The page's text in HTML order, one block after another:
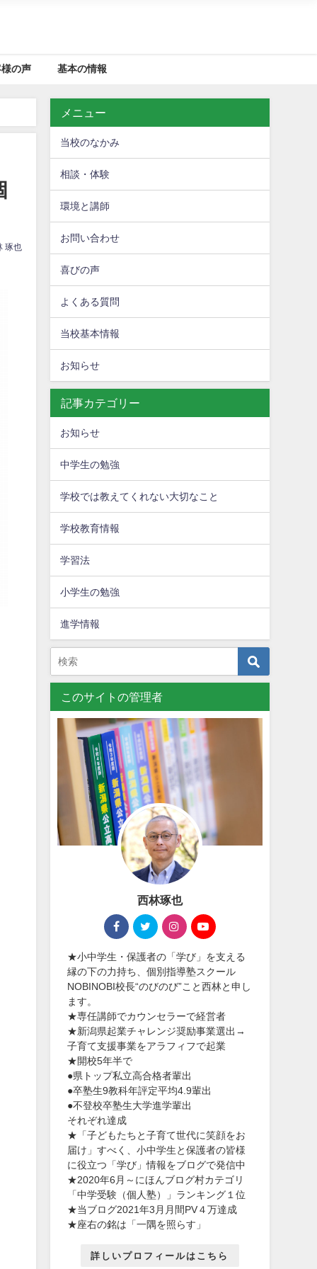
の声 基本の情報
琢也
メニュー
当校のなかみ
相談・体験
環境と講師
お問い合わせ
喜びの声
よくある質問
当校基本情報
お知らせ
記事カテゴリー
お知らせ
中学生の勉強
学校では教えてくれない大切なこと
学校教育情報
学習法
小学生の勉強
進学情報
このサイトの管理者
西林琢也
★小中学生・保護者の「学び」を支える
縁の下の力持ち、個別指導塾スクール
NOBINOBI校長“のびのび”こと西林と申し
ます。
★専任講師でカウンセラーで経営者
★新潟県起業チャレンジ奨励事業選出→
子育て支援事業をアラフィフで起業
★開校5年半で
●県トップ私立高合格者輩出
●卒塾生9教科年評定平均4.9輩出
●不登校卒塾生大学進学輩出
それぞれ達成
★「子どもたちと子育て世代に笑顔をお
届け」すべく、小中学生と保護者の皆様
に役立つ「学び」情報をブログで発信中
★2020年6月～にほんブログ村カテゴリ
「中学受験（個人塾）」ランキング１位
★当ブログ2021年3月月間PV４万達成
★座右の銘は「一隅を照らす」
詳しいプロフィールはこちら